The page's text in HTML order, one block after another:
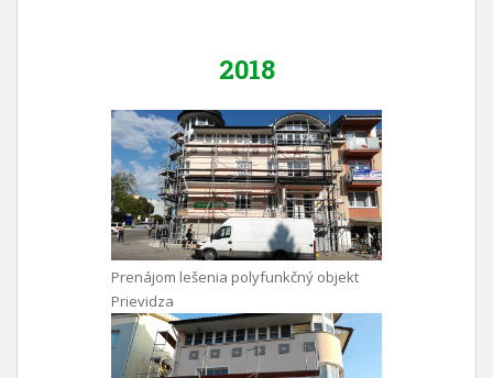
2018
Prenájom lešenia polyfunkčný objekt
Prievidza